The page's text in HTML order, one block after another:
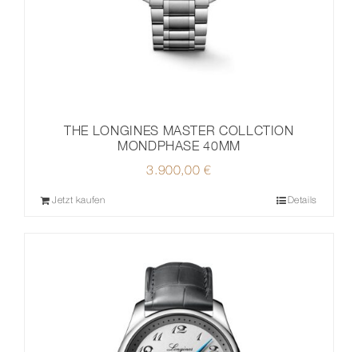
THE LONGINES MASTER COLLCTION
MONDPHASE 40MM
3.900,00€
Jetzt kaufen Details